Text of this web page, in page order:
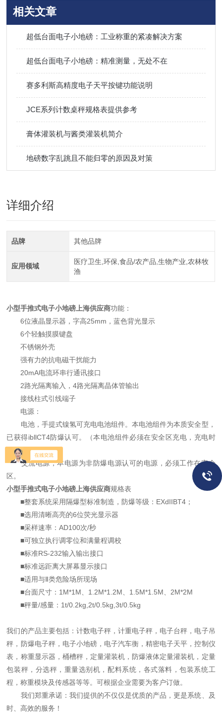
相关文章
超低台面电子小地磅：工业称重的紧凑解决方案
超低台面电子小地磅：精准测量，无处不在
赛多利斯高精度电子天平按键功能说明
JCE系列计数桌秤规格表提供参考
膏体灌装机与酱类灌装机简介
地磅数字乱跳且不能归零的原因及对策
详细介绍
品牌 其他品牌
应用领域
医疗卫生,环保,食品/农产品,生物产业,农林牧
渔
小型手推式电子小地磅上海供应商功能：
6位液晶显示器，字高25mm，蓝色背光显示
6个轻触摸膜键盘
不锈钢外壳
强有力的抗电磁干扰能力
20mA电流环串行通讯接口
2路光隔离输入，4路光隔离晶体管输出
接线柱式引线端子
电源：
电池，手提式镍氢可充电电池组件。本电池组件为本质安全型，
已获得ibllCT4防爆认可。（本电池组件必须在安全区充电，充电时
间约为16小时）。
交流电源，本电源为非防爆电源认可的电源，必须工作在安全
区。
小型手推式电子小地磅上海供应商规格表
■整套系统采用隔爆型标准制造，防爆等级：EXdIIBT4；
■选用清晰高亮的6位荧光显示器
■采样速率：AD100次/秒
■可独立执行调零位和满量程调校
■标准RS-232输入输出接口
■标准远距离大屏幕显示接口
■适用与Ⅱ类危险场所现场
■台面尺寸：1M*1M、1.2M*1.2M、1.5M*1.5M、2M*2M
■秤量/感量：1t/0.2kg,2t/0.5kg,3t/0.5kg
我们的产品主要包括：计数电子秤，计重电子秤，电子台秤，电子吊
秤，防爆电子秤，电子小地磅，电子汽车衡，精密电子天平，控制仪
表，称重显示器，桶槽秤，定量灌装机，防爆液体定量灌装机，定量
包装秤，分选秤，重量选别机，配料系统，各式落料，包装系统工
程，称重模块及传感器等等。可根据企业需要为客户订做。
我们郑重承诺：我们提供的不仅仅是优质的产品，更是系统、及
时、高效的服务！